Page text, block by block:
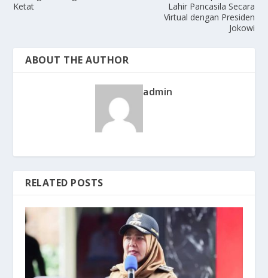
Ketat
Lahir Pancasila Secara
Virtual dengan Presiden
Jokowi
ABOUT THE AUTHOR
admin
RELATED POSTS